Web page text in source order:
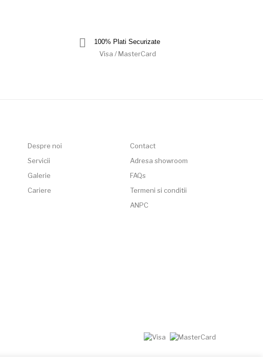
100% Plati Securizate
Visa / MasterCard
Despre noi
Servicii
Galerie
Cariere
Contact
Adresa showroom
FAQs
Termeni si conditii
ANPC